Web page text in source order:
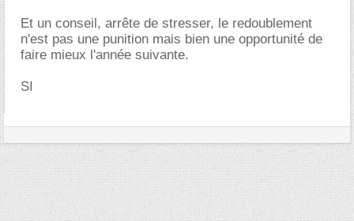
Et un conseil, arrête de stresser, le redoublement
n'est pas une punition mais bien une opportunité de
faire mieux l'année suivante.
SI